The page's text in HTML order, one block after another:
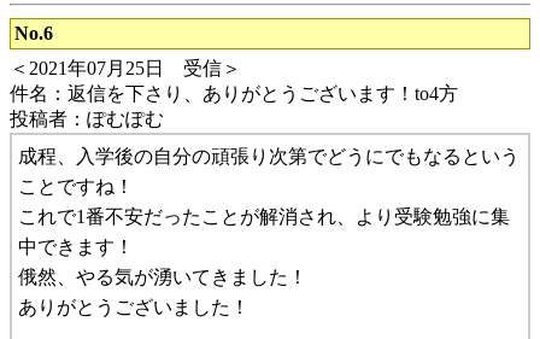
No.6
＜2021年07月25日 受信＞
件名：返信を下さり、ありがとうございます！to4方
投稿者：ぽむぽむ
成程、入学後の自分の頑張り次第でどうにでもなるという
ことですね！
これで1番不安だったことが解消され、より受験勉強に集
中できます！
俄然、やる気が湧いてきました！
ありがとうございました！